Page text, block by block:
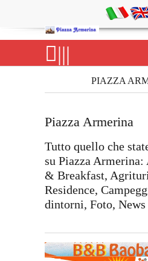
|||
PIAZZA
Piazza Armerina
Tutto quello che
su Piazza
& Breakfast,
Residence,
dintorni, Foto, News